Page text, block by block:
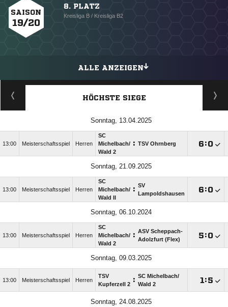
SAISON
19/20
8. PLATZ
Kreisliga B / Kreisliga B2
ALLE ANZEIGEN
HÖCHSTE SIEGE
Sonntag, 13.04.2025
13:00 Meisterschaftsspiel Herren
SC
Michelbach/​
Wald 2
: TSV Ohrnberg :
Sonntag, 21.09.2025
13:00 Meisterschaftsspiel Herren
SC
Michelbach/​
Wald II
: SV
Lampoldshausen
:
Sonntag, 06.10.2024
13:00 Meisterschaftsspiel Herren
SC
Michelbach/​
Wald 2
: ASV Scheppach-
Adolzfurt (Flex)
:
Sonntag, 09.03.2025
13:00 Meisterschaftsspiel Herren
TSV
Kupferzell 2 : SC Michelbach/​
Wald 2
:
Sonntag, 24.08.2025